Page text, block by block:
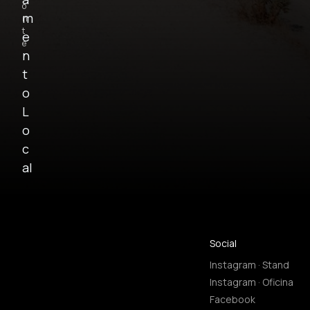
m
e
n
t
o
L
o
c
al
o
n
t
e
Social
Instagram · Stand
Instagram · Oficina
Facebook